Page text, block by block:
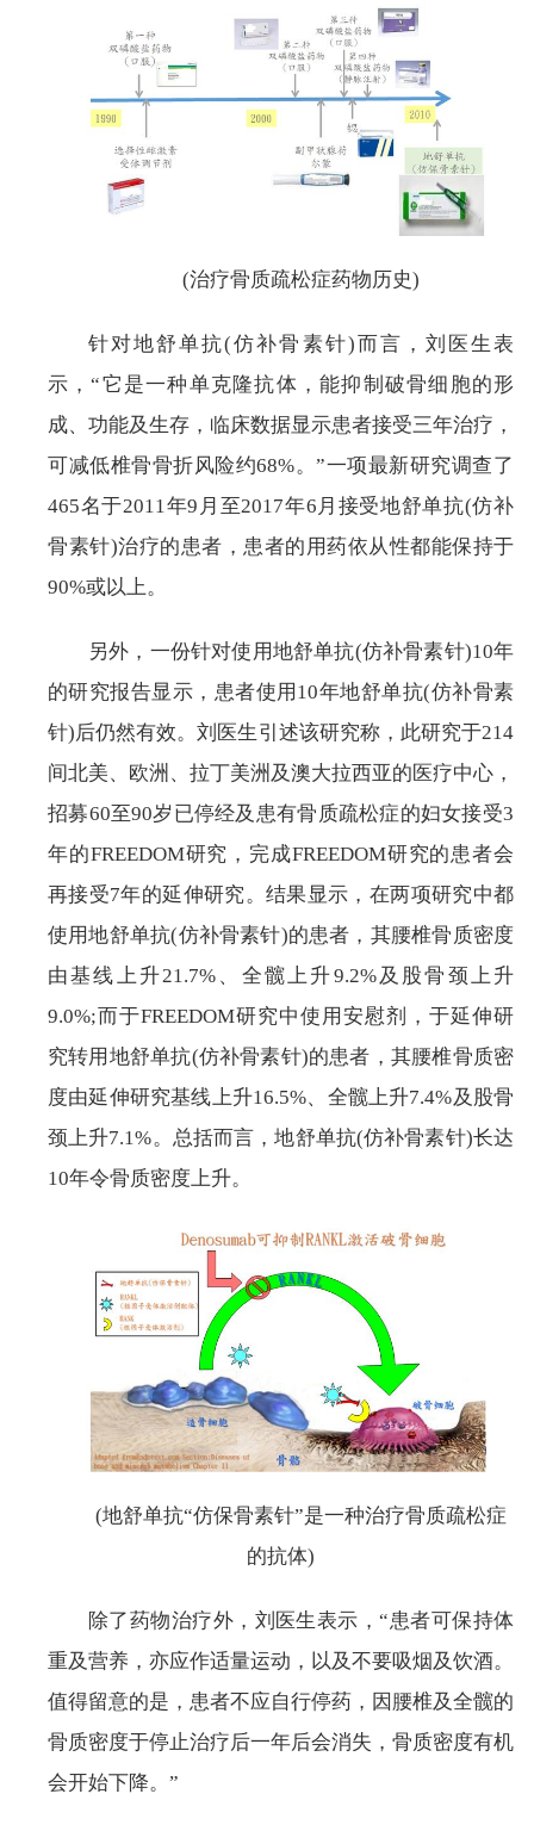
(治疗骨质疏松症药物历史)
针对地舒单抗(仿补骨素针)而言，刘医生表
示，“它是一种单克隆抗体，能抑制破骨细胞的形
成、功能及生存，临床数据显示患者接受三年治疗，
可减低椎骨骨折风险约68%。”一项最新研究调查了
465名于2011年9月至2017年6月接受地舒单抗(仿补
骨素针)治疗的患者，患者的用药依从性都能保持于
90%或以上。
另外，一份针对使用地舒单抗(仿补骨素针)10年
的研究报告显示，患者使用10年地舒单抗(仿补骨素
针)后仍然有效。刘医生引述该研究称，此研究于214
间北美、欧洲、拉丁美洲及澳大拉西亚的医疗中心，
招募60至90岁已停经及患有骨质疏松症的妇女接受3
年的FREEDOM研究，完成FREEDOM研究的患者会
再接受7年的延伸研究。结果显示，在两项研究中都
使用地舒单抗(仿补骨素针)的患者，其腰椎骨质密度
由基线上升21.7%、全髋上升9.2%及股骨颈上升
9.0%;而于FREEDOM研究中使用安慰剂，于延伸研
究转用地舒单抗(仿补骨素针)的患者，其腰椎骨质密
度由延伸研究基线上升16.5%、全髋上升7.4%及股骨
颈上升7.1%。总括而言，地舒单抗(仿补骨素针)长达
10年令骨质密度上升。
(地舒单抗“仿保骨素针”是一种治疗骨质疏松症
的抗体)
除了药物治疗外，刘医生表示，“患者可保持体
重及营养，亦应作适量运动，以及不要吸烟及饮酒。
值得留意的是，患者不应自行停药，因腰椎及全髋的
骨质密度于停止治疗后一年后会消失，骨质密度有机
会开始下降。”